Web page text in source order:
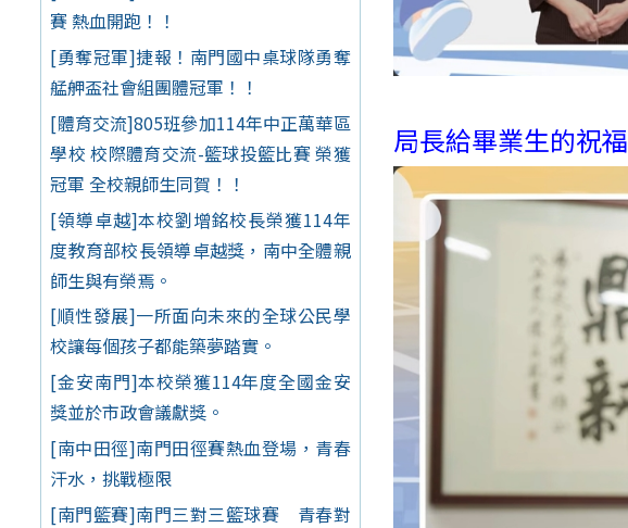
賽 熱血開跑！！
[勇奪冠軍]捷報！南門國中桌球隊勇奪
艋舺盃社會組團體冠軍！！
[體育交流]805班參加114年中正萬華區
學校 校際體育交流-籃球投籃比賽 榮獲
冠軍 全校親師生同賀！！
[領導卓越]本校劉增銘校長榮獲114年
度教育部校長領導卓越獎，南中全體親
師生與有榮焉。
[順性發展]一所面向未來的全球公民學
校讓每個孩子都能築夢踏實。
[金安南門]本校榮獲114年度全國金安
獎並於市政會議獻獎。
[南中田徑]南門田徑賽熱血登場，青春
汗水，挑戰極限
[南門籃賽]南門三對三籃球賽 青春對
局長給畢業生的祝福